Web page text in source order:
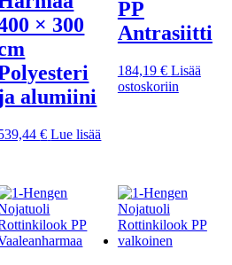
× 300
alumiini
€ Lue lisää
PP
Antrasiitti
184,19 € Lisää
ostoskoriin